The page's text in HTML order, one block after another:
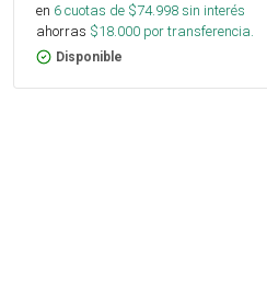
en 6cuotas de $74.998sin interés
ahorras $18.000por transferencia.
Disponible